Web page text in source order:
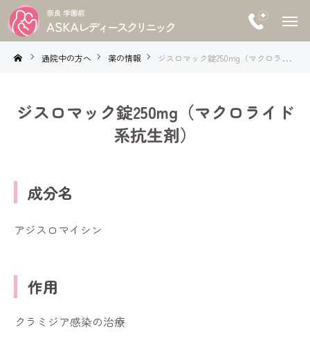
通院中の方へ 薬の情報 ジスロマック錠250mg（マクロライド系抗生剤）
ジスロマック錠250mg（マクロライド
系抗生剤）
成分名
アジスロマイシン
作用
クラミジア感染の治療